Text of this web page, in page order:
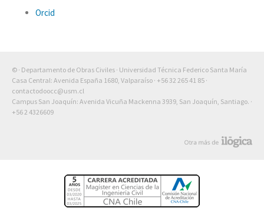
Orcid
© · Departamento de Obras Civiles · Universidad Técnica Federico Santa María
Casa Central: Avenida España 1680, Valparaíso · +56 32 265 41 85 ·
contactodoocc@usm.cl
Campus San Joaquín: Avenida Vicuña Mackenna 3939, San Joaquín, Santiago. ·
+56 2 4326609